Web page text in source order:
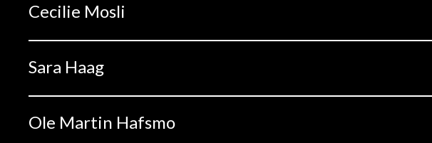
Cecilie Mosli
Sara Haag
Ole Martin Hafsmo